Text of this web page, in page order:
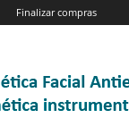
Finalizar compras